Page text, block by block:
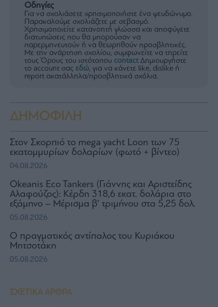
ΣΧΕΤΙΚΑ ΑΡΘΡΑ
Οδηγίες
Για να σχολιάσετε χρησιμοποιήστε ένα ψευδώνυμο.
Παρακαλούμε σχολιάζετε με σεβασμό.
Χρησιμοποιείτε κατανοητή γλώσσα και αποφύγετε
διατυπώσεις που θα μπορούσαν να
παρερμηνευτούν ή να θεωρηθούν προσβλητικές.
Με την ανάρτηση σχολίου, συμφωνείτε να τηρείτε
τους Όρους του ιστότοπου contactΔημιουργήστε
το account σας εδώ, για να κάνετε like, dislike ή
report ακατάλληλα/προσβλητικά σχόλια.
ΔΗΜΟΦΙΛΗ
Στον Σκορπιό το mega yacht Loon των 75
εκατομμυρίων δολαρίων (φωτό + βίντεο)
04.08.2026
Okeanis Eco Tankers (Γιάννης και Αριστείδης
Αλαφούζος): Κέρδη 318,6 εκατ. δολάρια στο
εξάμηνο – Μέρισμα β’ τριμήνου στα 5,25 δολ.
05.08.2026
Ο πραγματικός αντίπαλος του Κυριάκου
Μητσοτάκη
05.08.2026